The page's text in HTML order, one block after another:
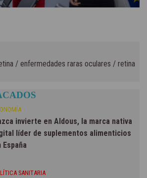
/ enfermedades raras oculares / retina
invierte en Aldous, la marca nativa
líder de suplementos alimenticios
España
SANITARIA